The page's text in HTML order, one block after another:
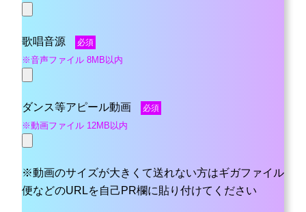
歌唱音源 必須
※音声ファイル 8MB以内
ダンス等アピール動画 必須
※動画ファイル 12MB以内
※動画のサイズが大きくて送れない方はギガファイル
便などのURLを自己PR欄に貼り付けてください